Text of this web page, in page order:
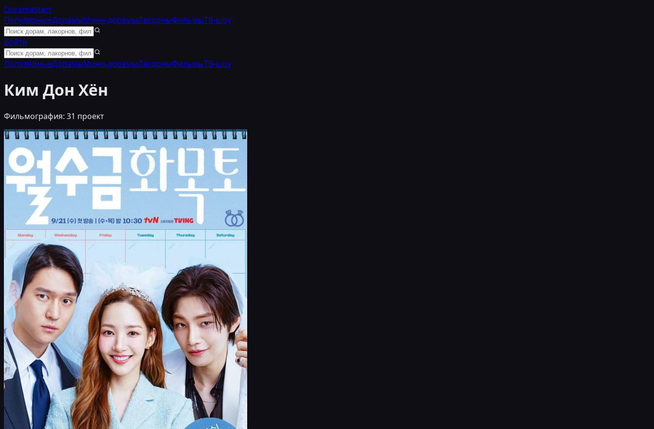
Doramastart
ПопулярныеДорамыМини-дорамыЛакорныФильмыТВ-шоу
Войти
ПопулярныеДорамыМини-дорамыЛакорныФильмыТВ-шоу
Ким Дон Хён
Фильмография: 31 проект